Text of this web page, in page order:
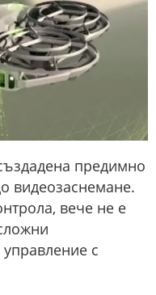
предимно
видеозаснемане.
вече не е
с